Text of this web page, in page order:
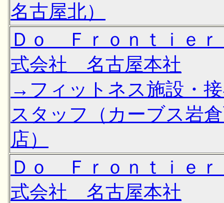
名古屋北）
Ｄｏ Ｆｒｏｎｔｉｅ
式会社 名古屋本社
→フィットネス施設・
スタッフ（カーブス岩
店）
Ｄｏ Ｆｒｏｎｔｉｅ
式会社 名古屋本社